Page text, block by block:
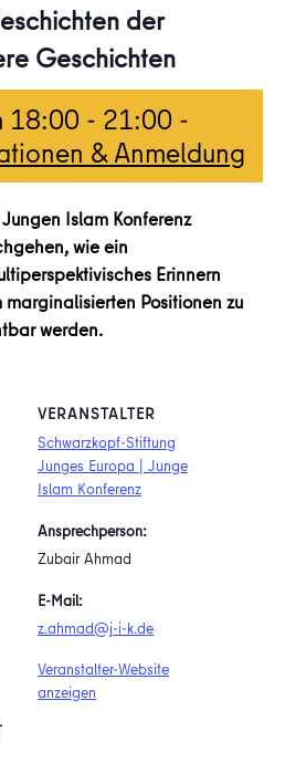
der
Geschichten
18:00 - 21:00 -
& Anmeldung
Islam Konferenz
wie ein
Erinnern
Positionen zu
werden.
VERANSTALTER
Schwarzkopf-Stiftung
Junges Europa | Junge
Islam Konferenz
Ansprechperson:
Zubair Ahmad
E-Mail:
z.ahmad@j-i-k.de
Veranstalter-Website
anzeigen